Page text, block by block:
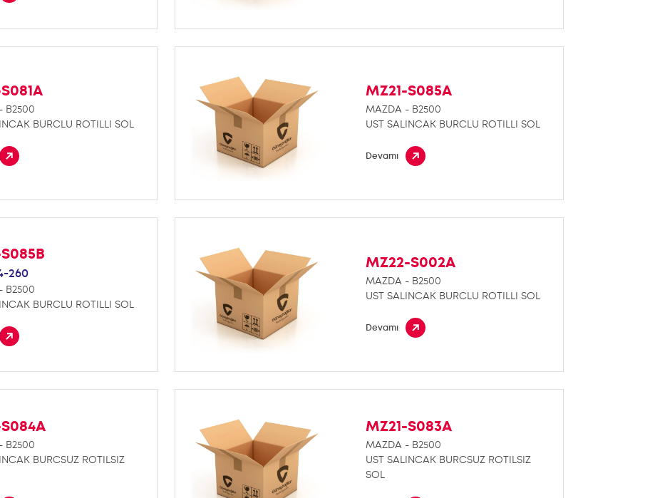
B2500
BURCLU ROTILLI SOL
MZ21-S085A
MAZDA - B2500
UST SALINCAK BURCLU ROTILLI SOL
Devamı
260
B2500
BURCLU ROTILLI SOL
MZ22-S002A
MAZDA - B2500
UST SALINCAK BURCLU ROTILLI SOL
Devamı
B2500
BURCSUZ ROTILSIZ
MZ21-S083A
MAZDA - B2500
UST SALINCAK BURCSUZ ROTILSIZ
SOL